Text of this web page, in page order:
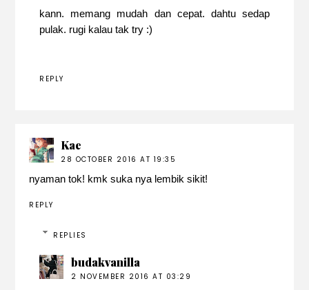
kann. memang mudah dan cepat. dahtu sedap
pulak. rugi kalau tak try :)
REPLY
Kae
28 OCTOBER 2016 AT 19:35
nyaman tok! kmk suka nya lembik sikit!
REPLY
REPLIES
budakvanilla
2 NOVEMBER 2016 AT 03:29